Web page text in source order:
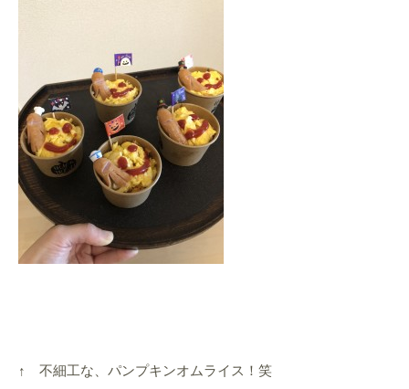
↑ 不細工な、パンプキンオムライス！笑